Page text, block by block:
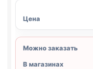
Цена
Можно заказать
В магазинах